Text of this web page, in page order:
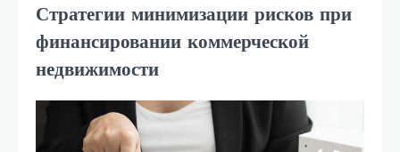
Стратегии минимизации рисков при
финансировании коммерческой
недвижимости